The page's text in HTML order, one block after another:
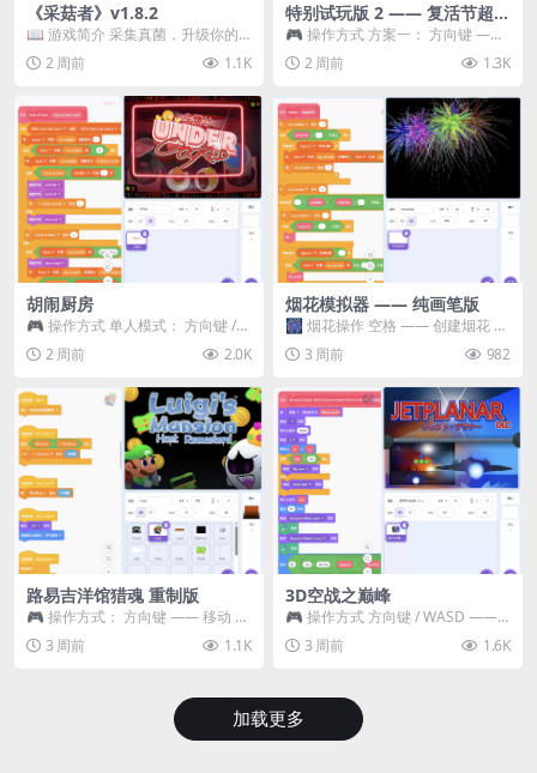
《采菇者》v1.8.2
📖 游戏简介 采集真菌，升级你的
机体，并前往未知领域探索。 这是
一款静谧的探索冒...
2 周前 1.1K
特别试玩版 2 —— 复活节超级
卡丁车赛
🎮 操作方式 方案一： 方向键 ——
移动 Z —— 跳跃 / 漂移 方案二： ...
2 周前 1.3K
胡闹厨房
🎮 操作方式 单人模式： 方向键 /
WASD —— 移动 Z / K —— 抓...
2 周前 2.0K
烟花模拟器 —— 纯画笔版
🎆 烟花操作 空格 —— 创建烟花 1
~ 3 —— 切换烟花类型 普通烟花
嘶...3 周前 982
路易吉洋馆猎魂 重制版
🎮 操作方式： 方向键 —— 移动 &
跳跃 空格 —— 打开宝箱 将你...
3 周前 1.1K
3D空战之巅峰
🎮 操作方式 方向键 / WASD ——
移动 Z / K —— 射击 / 攻击...
3 周前 1.6K
加载更多